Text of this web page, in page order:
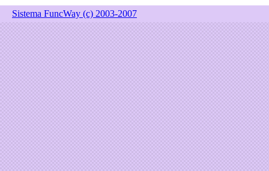
Sistema FuncWay (c) 2003-2007